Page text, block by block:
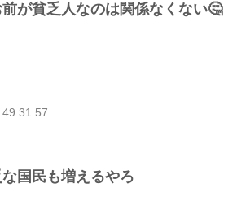
が貧乏人なのは関係なくない🤔
国民も増えるやろ